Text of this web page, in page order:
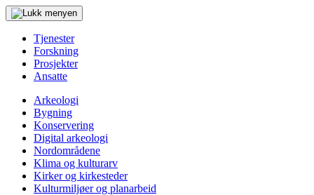
Tjenester
Forskning
Prosjekter
Ansatte
Arkeologi
Bygning
Konservering
Digital arkeologi
Nordområdene
Klima og kulturarv
Kirker og kirkesteder
Kulturmiljøer og planarbeid